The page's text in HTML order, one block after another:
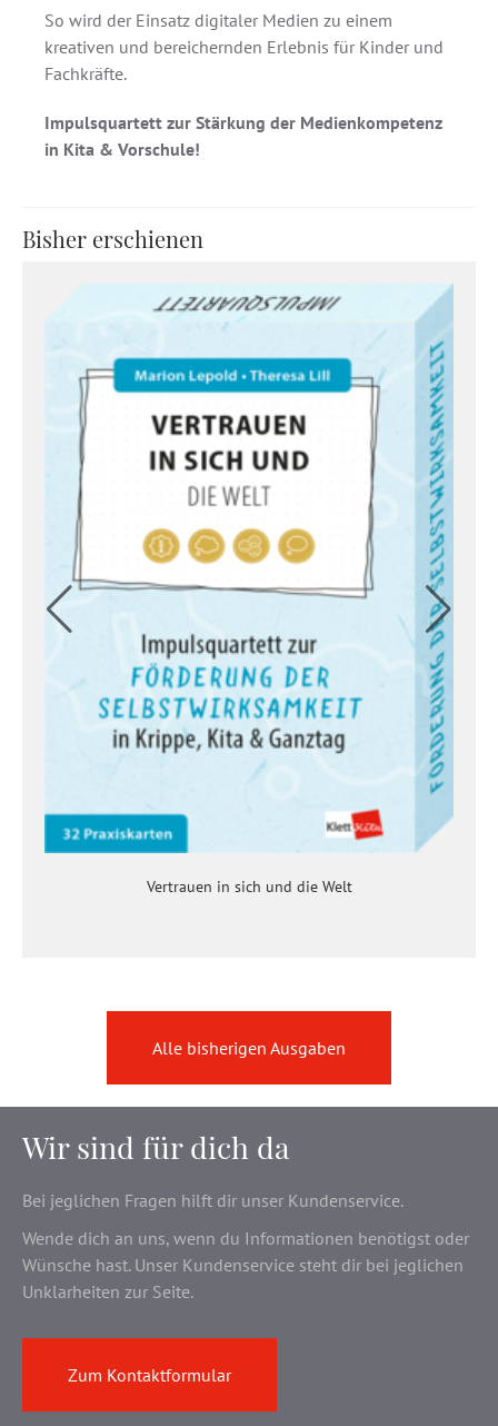
So wird der Einsatz digitaler Medien zu einem
kreativen und bereichernden Erlebnis für Kinder und
Fachkräfte.
Impulsquartett zur Stärkung der Medienkompetenz
in Kita & Vorschule!
Bisher erschienen
Vertrauen in sich und die Welt
Alle bisherigen Ausgaben
Wir sind für dich da
Bei jeglichen Fragen hilft dir unser Kundenservice.
Wende dich an uns, wenn du Informationen benötigst oder
Wünsche hast. Unser Kundenservice steht dir bei jeglichen
Unklarheiten zur Seite.
Zum Kontaktformular